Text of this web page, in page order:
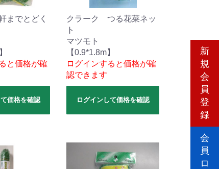
までとどく
と価格が確
価格を確認
クラーク つる花菜ネッ
ト
マツモト
【0.9*1.8m】
ログインすると価格が確
認できます
ログインして価格を確認
新
規
会
員
登
録
会
員
ロ